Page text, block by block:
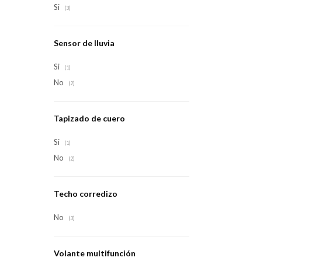
Si (3)
Sensor de lluvia
Si (1)
No (2)
Tapizado de cuero
Si (1)
No (2)
Techo corredizo
No (3)
Volante multifunción